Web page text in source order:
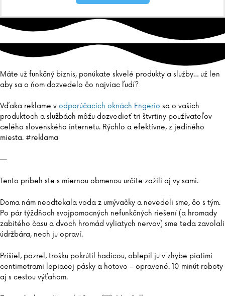
Máte už funkčný biznis, ponúkate skvelé produkty a služby… už len
aby sa o ňom dozvedelo čo najviac ľudí?
Vďaka reklame v odporúčacích oknách Engerio sa o vašich
produktoch a službách môžu dozvedieť tri štvrtiny používateľov
celého slovenského internetu. Rýchlo a efektívne, z jediného
miesta. #reklama
—
Tento príbeh ste s miernou obmenou určite zažili aj vy sami.
Doma nám neodtekala voda z umývačky a nevedeli sme, čo s tým.
Po pár týždňoch svojpomocných nefunkčných riešení (a hromady
zabitého času a dvoch hromád vyliatych nervov) sme teda zavolali
údržbára, nech ju opraví.
Prišiel, pozrel, trošku pokrútil hadicou, oblepil ju v zhybe piatimi
centimetrami lepiacej pásky a hotovo – opravené. 10 minút roboty
aj s cestou výťahom.